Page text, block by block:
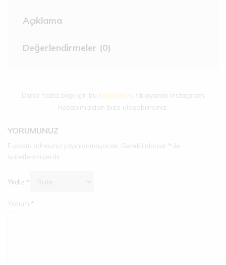
Açıklama
Değerlendirmeler (0)
Daha fazla bilgi için bu bağlantıya tıklayarak Instagram
hesabımızdan bize ulaşabilirsiniz.
YORUMUNUZ
E-posta adresiniz yayınlanmayacak. Gerekli alanlar * ile
işaretlenmişlerdir
Yıldız:*
Yorum:*